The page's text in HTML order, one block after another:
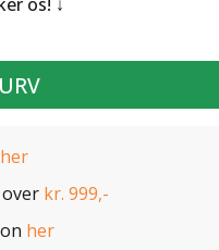
her
kr. 999,-
her